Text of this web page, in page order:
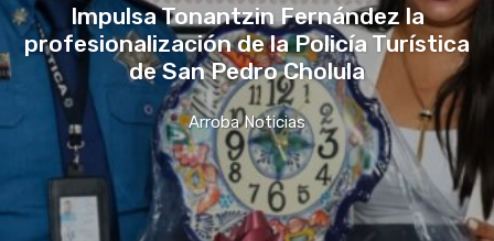
Impulsa Tonantzin Fernández la
profesionalización de la Policía Turística
de San Pedro Cholula
Arroba Noticias